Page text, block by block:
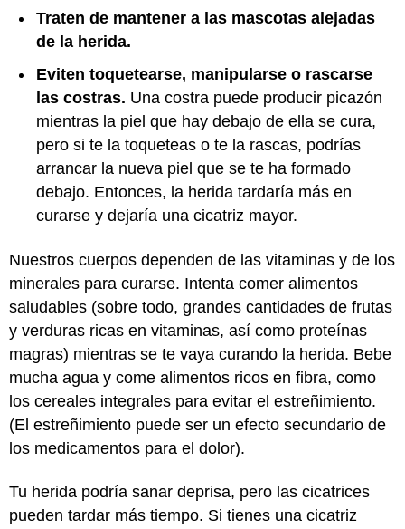
Traten de mantener a las mascotas alejadas
de la herida.
Eviten toquetearse, manipularse o rascarse
las costras. Una costra puede producir picazón
mientras la piel que hay debajo de ella se cura,
pero si te la toqueteas o te la rascas, podrías
arrancar la nueva piel que se te ha formado
debajo. Entonces, la herida tardaría más en
curarse y dejaría una cicatriz mayor.
Nuestros cuerpos dependen de las vitaminas y de los
minerales para curarse. Intenta comer alimentos
saludables (sobre todo, grandes cantidades de frutas
y verduras ricas en vitaminas, así como proteínas
magras) mientras se te vaya curando la herida. Bebe
mucha agua y come alimentos ricos en fibra, como
los cereales integrales para evitar el estreñimiento.
(El estreñimiento puede ser un efecto secundario de
los medicamentos para el dolor).
Tu herida podría sanar deprisa, pero las cicatrices
pueden tardar más tiempo. Si tienes una cicatriz